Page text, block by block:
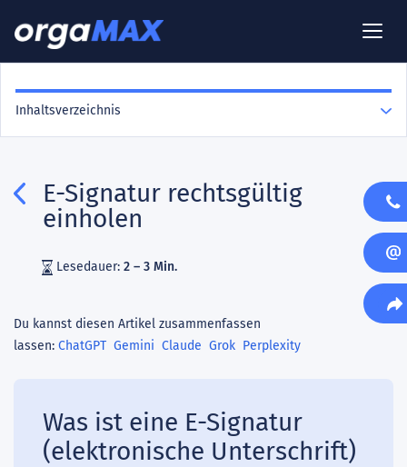
E-Signatur rechtsgültig
einholen
Lesedauer: 2 – 3 Min.
Du kannst diesen Artikel zusammenfassen
lassen: ChatGPT Gemini Claude Grok Perplexity
Was ist eine E-Signatur
(elektronische Unterschrift)
Inhaltsverzeichnis